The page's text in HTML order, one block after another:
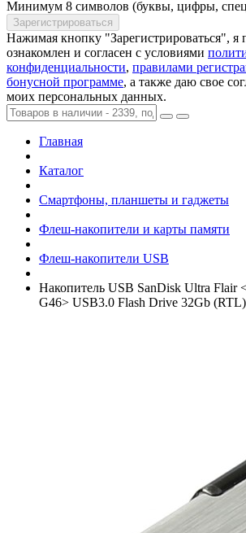
Минимум 8 символов (буквы, цифры,
Нажимая кнопку "Зарегистрироваться", я
ознакомлен и согласен с условиями
конфиденциальности, правилами
бонусной программе, а также даю свое
моих персональных данных.
Главная
Каталог
Смартфоны, планшеты и гаджеты
Флеш-накопители и карты памяти
Флеш-накопители USB
Накопитель USB SanDisk Ultra Flair
G46> USB3.0 Flash Drive 32Gb (RTL)